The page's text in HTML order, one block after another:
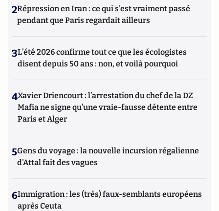
2Répression en Iran : ce qui s'est vraiment passé
pendant que Paris regardait ailleurs
3L’été 2026 confirme tout ce que les écologistes
disent depuis 50 ans : non, et voilà pourquoi
4Xavier Driencourt : l’arrestation du chef de la DZ
Mafia ne signe qu’une vraie-fausse détente entre
Paris et Alger
5Gens du voyage : la nouvelle incursion régalienne
d'Attal fait des vagues
6Immigration : les (très) faux-semblants européens
après Ceuta